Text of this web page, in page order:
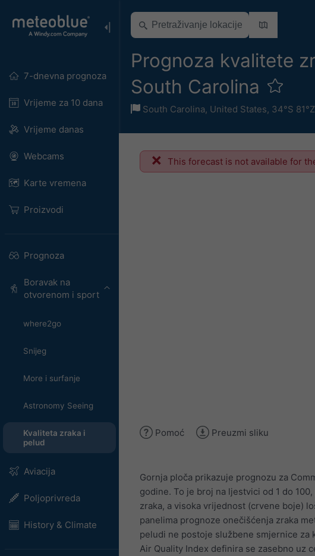
7-dnevna prognoza
Vrijeme za 10 dana
Vrijeme danas
Webcams
Karte vremena
Proizvodi
Prognoza
Boravak na
otvorenom i sport
where2go
Snijeg
More i surfanje
Astronomy Seeing
Kvaliteta zraka i
pelud
Aviacija
Poljoprivreda
History & Climate
Prognoza kvalitete
South Carolina
South Carolina, United States, 34°S
This forecast is not available for
Pomoć Preuzmi sliku
Gornja ploča prikazuje prognozu za
godine. To je broj na ljestvici od 1 do
zraka, a visoka vrijednost (crvene boje)
panelima prognoze onečišćenja zraka
peludi ne postoje službene smjernice za
Air Quality Index definira se zasebno uz